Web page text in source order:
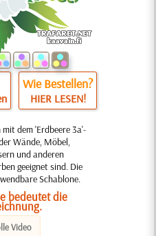
Wie Bestellen?
HIER LESEN!
dem 'Erdbeere 3a'-
Wände, Möbel,
und anderen
geeignet sind. Die
Schablone.
bedeutet die
Video